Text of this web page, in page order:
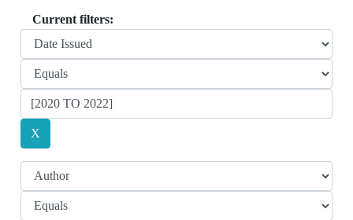
Current filters: